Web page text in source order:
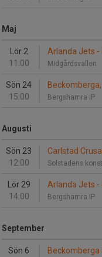
Maj
Lör 2
11:00
Arlanda Jets -
Midgårdsvallen
Sön 24
15:00
Bergshamra IP
Augusti
Sön 23
12:00
Carlstad
Solstadens
Lör 29
14:00
Arlanda Jets -
Bergshamra IP
September
Sön 6
Beckomberga